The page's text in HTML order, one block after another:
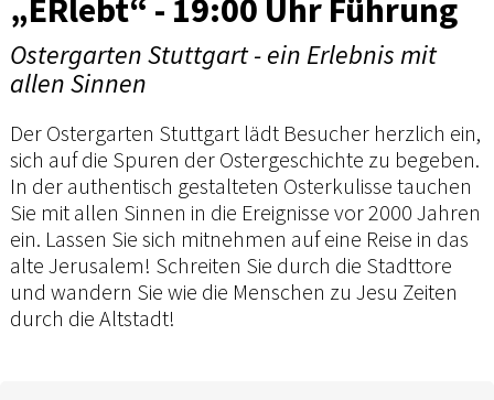
„ERlebt“ - 19:00 Uhr Führung
Ostergarten Stuttgart - ein Erlebnis mit
allen Sinnen
Der Ostergarten Stuttgart lädt Besucher herzlich ein,
sich auf die Spuren der Ostergeschichte zu begeben.
In der authentisch gestalteten Osterkulisse tauchen
Sie mit allen Sinnen in die Ereignisse vor 2000 Jahren
ein. Lassen Sie sich mitnehmen auf eine Reise in das
alte Jerusalem! Schreiten Sie durch die Stadttore
und wandern Sie wie die Menschen zu Jesu Zeiten
durch die Altstadt!